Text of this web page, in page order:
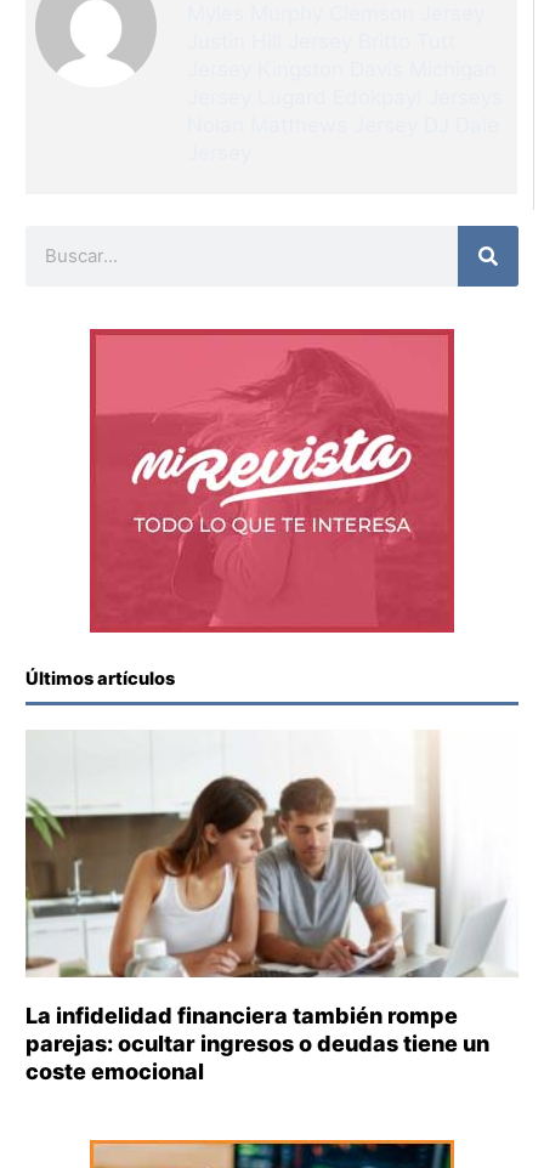
Últimos artículos
La infidelidad financiera también rompe
parejas: ocultar ingresos o deudas tiene un
coste emocional